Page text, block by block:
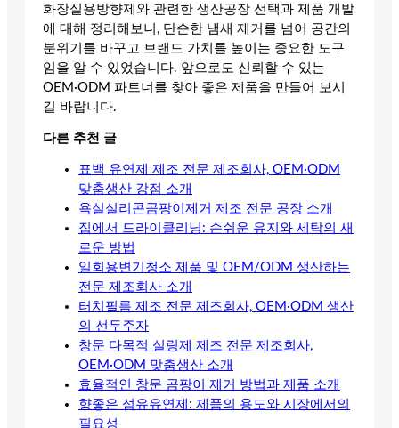
화장실용방향제와 관련한 생산공장 선택과 제품 개발
에 대해 정리해보니, 단순한 냄새 제거를 넘어 공간의
분위기를 바꾸고 브랜드 가치를 높이는 중요한 도구
임을 알 수 있었습니다. 앞으로도 신뢰할 수 있는
OEM·ODM 파트너를 찾아 좋은 제품을 만들어 보시
길 바랍니다.
다른 추천 글
표백 유연제 제조 전문 제조회사, OEM·ODM
맞춤생산 강점 소개
욕실실리콘곰팡이제거 제조 전문 공장 소개
집에서 드라이클리닝: 손쉬운 유지와 세탁의 새
로운 방법
일회용변기청소 제품 및 OEM/ODM 생산하는
전문 제조회사 소개
터치필름 제조 전문 제조회사, OEM·ODM 생산
의 선두주자
창문 다목적 실링제 제조 전문 제조회사,
OEM·ODM 맞춤생산 소개
효율적인 창문 곰팡이 제거 방법과 제품 소개
향좋은 섬유유연제: 제품의 용도와 시장에서의
필요성